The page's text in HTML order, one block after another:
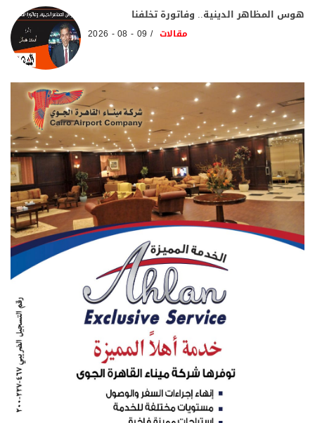
هوس المظاهر الدينية.. وفاتورة تخلفنا
مقالات 09 - 08 - 2026